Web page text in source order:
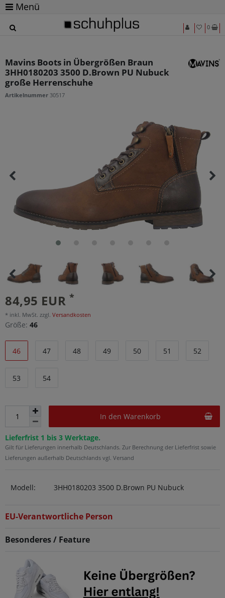
Menü
0
Mavins Boots in Übergrößen Braun
3HH0180203 3500 D.Brown PU Nubuck
große Herrenschuhe
Artikelnummer 30517
84,95 EUR *
* inkl. MwSt. zzgl. Versandkosten
Größe: 46
46 47 48 49 50 51 52
53 54
In den Warenkorb
Lieferfrist 1 bis 3 Werktage.
Gilt für Lieferungen innerhalb Deutschlands. Zur Berechnung der Lieferfrist sowie
Lieferungen außerhalb Deutschlands vgl. Versand
Modell: 3HH0180203 3500 D.Brown PU Nubuck
EU-Verantwortliche Person
Besonderes / Feature